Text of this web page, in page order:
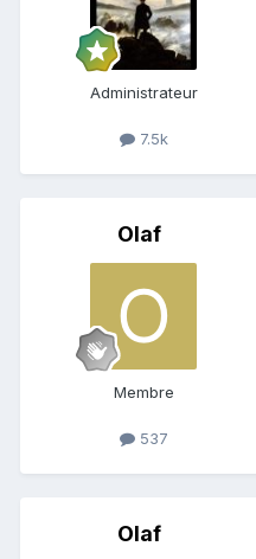
Administrateur
7.5k
Olaf
Membre
537
Olaf